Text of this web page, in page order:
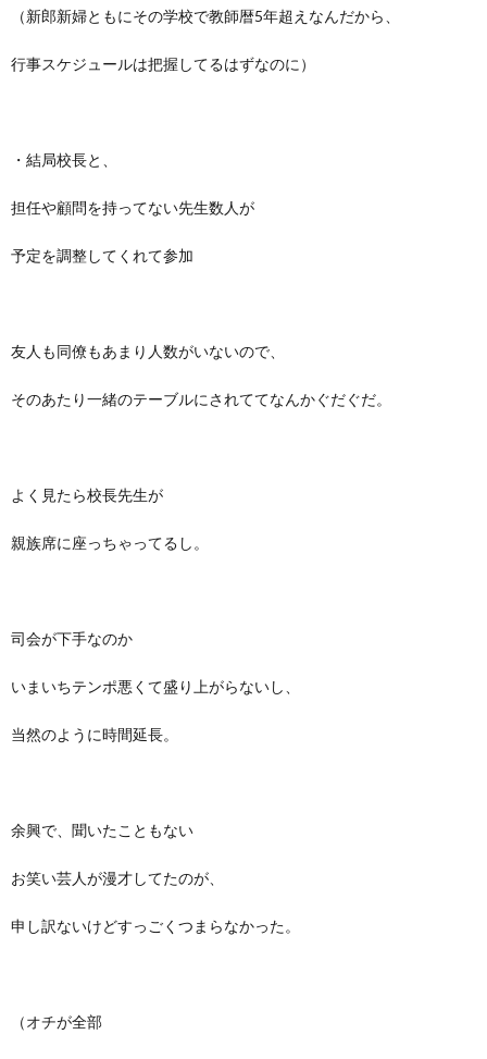
（新郎新婦ともにその学校で教師暦5年超えなんだから、
行事スケジュールは把握してるはずなのに）
・結局校長と、
担任や顧問を持ってない先生数人が
予定を調整してくれて参加
友人も同僚もあまり人数がいないので、
そのあたり一緒のテーブルにされててなんかぐだぐだ。
よく見たら校長先生が
親族席に座っちゃってるし。
司会が下手なのか
いまいちテンポ悪くて盛り上がらないし、
当然のように時間延長。
余興で、聞いたこともない
お笑い芸人が漫才してたのが、
申し訳ないけどすっごくつまらなかった。
（オチが全部